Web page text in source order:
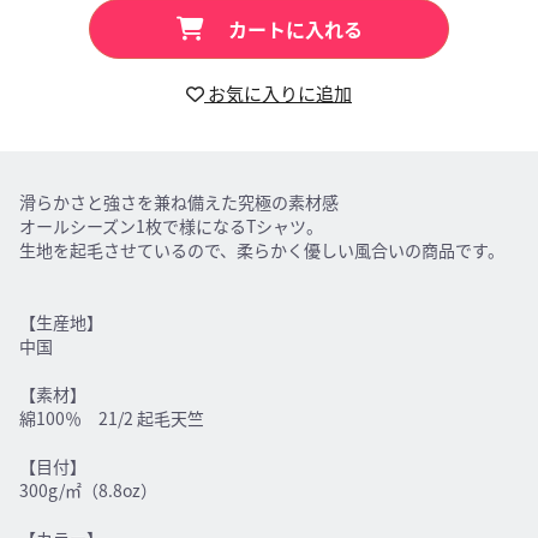
カートに入れる
お気に入りに追加
滑らかさと強さを兼ね備えた究極の素材感
オールシーズン1枚で様になるTシャツ。
生地を起毛させているので、柔らかく優しい風合いの商品です。
【生産地】
中国
【素材】
綿100％ 21/2 起毛天竺
【目付】
300g/㎡（8.8oz）